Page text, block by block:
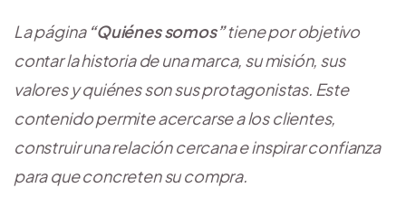
La página “Quiénes somos”tiene por objetivo
contar la historia de una marca, su misión, sus
valores y quiénes son sus protagonistas. Este
contenido permite acercarse a los clientes,
construir una relación cercana e inspirar confianza
para que concreten su compra.